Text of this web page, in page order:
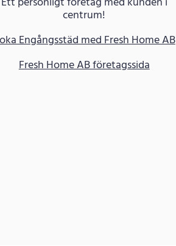
centrum!
Engångsstäd med Fresh Home AB
Fresh Home AB företagssida